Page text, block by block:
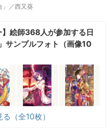
」／西又葵
】絵師368人が参加する日
サンプルフォト（画像10
（全10枚）